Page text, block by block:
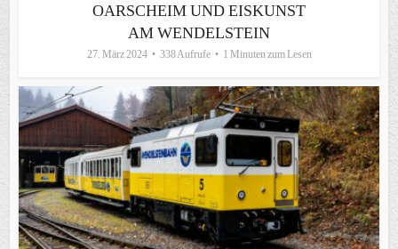
OARSCHEIM UND EISKUNST
AM WENDELSTEIN
27. März 2024 338 Aufrufe 1 Minuten zum Lesen